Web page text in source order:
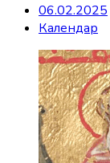
06.02.2025
Календар